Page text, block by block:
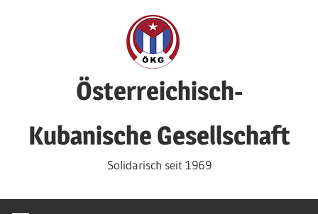
Österreichisch-
Kubanische Gesellschaft
Solidarisch seit 1969